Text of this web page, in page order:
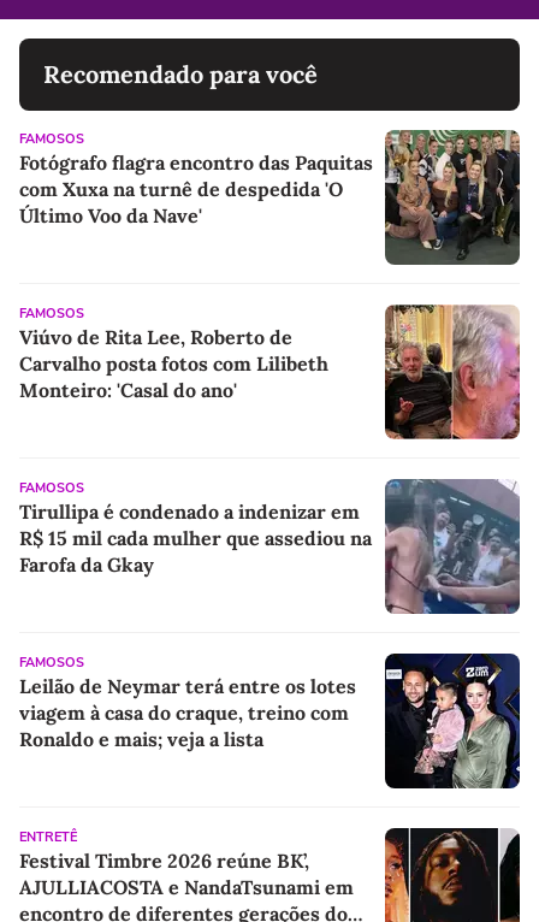
Recomendado para você
FAMOSOS
Fotógrafo flagra encontro das Paquitas
com Xuxa na turnê de despedida 'O
Último Voo da Nave'
FAMOSOS
Viúvo de Rita Lee, Roberto de
Carvalho posta fotos com Lilibeth
Monteiro: 'Casal do ano'
FAMOSOS
Tirullipa é condenado a indenizar em
R$ 15 mil cada mulher que assediou na
Farofa da Gkay
FAMOSOS
Leilão de Neymar terá entre os lotes
viagem à casa do craque, treino com
Ronaldo e mais; veja a lista
ENTRETÊ
Festival Timbre 2026 reúne BK’,
AJULLIACOSTA e NandaTsunami em
encontro de diferentes gerações do